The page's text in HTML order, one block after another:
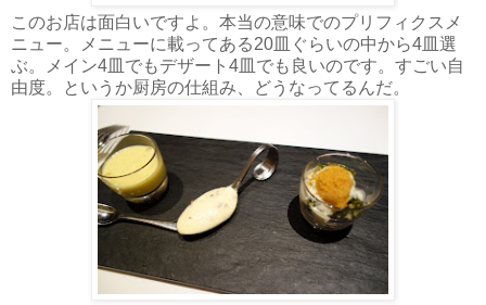
このお店は面白いですよ。本当の意味でのプリフィクスメ
ニュー。メニューに載ってある20皿ぐらいの中から4皿選
ぶ。メイン4皿でもデザート4皿でも良いのです。すごい自
由度。というか厨房の仕組み、どうなってるんだ。